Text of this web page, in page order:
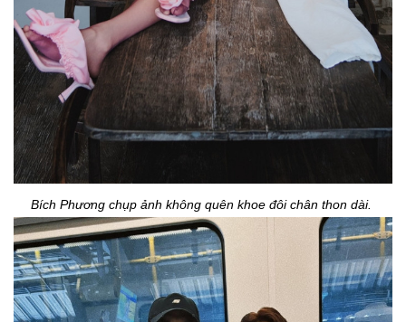
Bích Phương chụp ảnh không quên khoe đôi chân thon dài.